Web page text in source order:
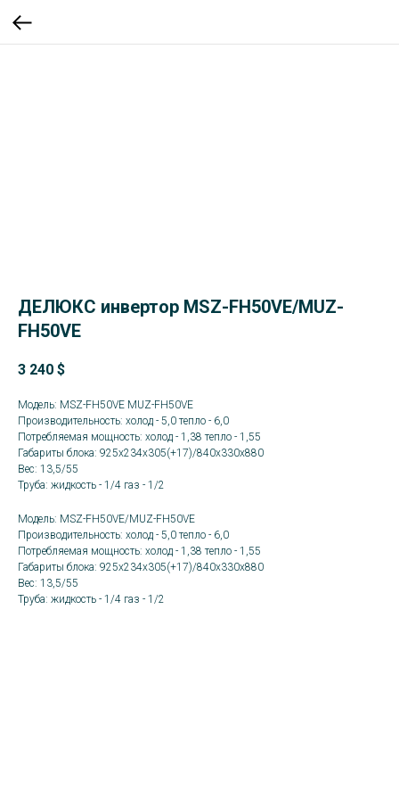
ДЕЛЮКС инвертор MSZ-FH50VE/MUZ-
FH50VE
3 240 $
Модель: MSZ-FH50VE MUZ-FH50VE
Производительность: холод - 5,0 тепло - 6,0
Потребляемая мощность: холод - 1,38 тепло - 1,55
Габариты блока: 925x234x305(+17)/840x330x880
Вес: 13,5/55
Труба: жидкость - 1/4 газ - 1/2
Модель: MSZ-FH50VE/MUZ-FH50VE
Производительность: холод - 5,0 тепло - 6,0
Потребляемая мощность: холод - 1,38 тепло - 1,55
Габариты блока: 925x234x305(+17)/840x330x880
Вес: 13,5/55
Труба: жидкость - 1/4 газ - 1/2